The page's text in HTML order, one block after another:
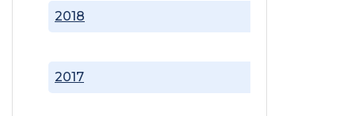
2017
2018